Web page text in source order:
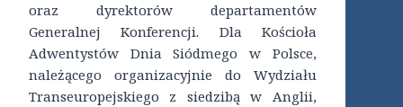
oraz dyrektorów departamentów
Generalnej Konferencji. Dla Kościoła
Adwentystów Dnia Siódmego w Polsce,
należącego organizacyjnie do Wydziału
Transeuropejskiego z siedzibą w Anglii,